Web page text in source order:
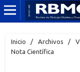
Inicio / Archivos /
Nota Científica